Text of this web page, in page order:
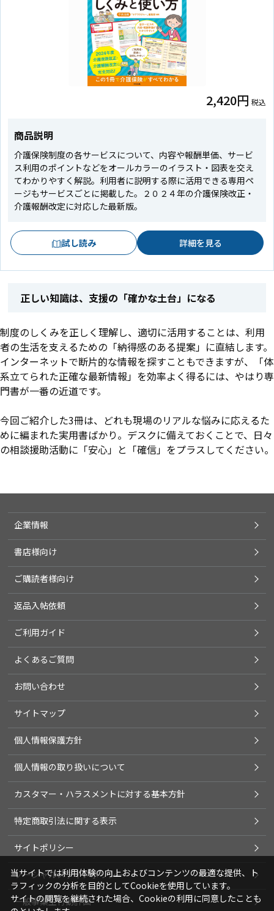
2,420円 税込
商品説明
介護保険制度の各サービスについて、内容や報酬単価、サービ
ス利用のポイントなどをオールカラーのイラスト・図表を交え
てわかりやすく解説。利用者に説明する際に活用できる専用ペ
ージもサービスごとに掲載した。２０２４年の介護保険改正・
介護報酬改定に対応した最新版。
試し読み 詳細を見る
正しい知識は、支援の「確かな土台」になる
制度のしくみを正しく理解し、適切に活用することは、利用
者の生活を支えるための「納得感のある提案」に直結します。
インターネットで断片的な情報を探すこともできますが、「体
系立てられた正確な最新情報」を効率よく得るには、やはり専
門書が一番の近道です。
今回ご紹介した3冊は、どれも現場のリアルな悩みに応えるた
めに編まれた実用書ばかり。デスクに備えておくことで、日々
の相談援助活動に「安心」と「確信」をプラスしてください。
企業情報
書店様向け
ご購読者様向け
返品入帖依頼
ご利用ガイド
よくあるご質問
お問い合わせ
サイトマップ
個人情報保護方針
個人情報の取り扱いについて
カスタマー・ハラスメントに対する基本方針
特定商取引法に関する表示
サイトポリシー
ソーシャルメディアポリシー
一般事業主行動計画
当サイトでは利用体験の向上およびコンテンツの最適な提供、ト
ラフィックの分析を目的としてCookieを使用しています。
サイトの閲覧を継続された場合、Cookieの利用に同意したことも